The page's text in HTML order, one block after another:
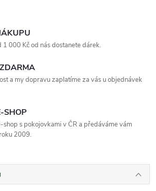
1 000 Kč od nás dostanete dárek.
a my dopravu zaplatíme za vás u objednávek
SHOP
shop s pokojovkami v ČR a předáváme vám
2009.